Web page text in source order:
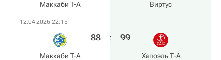
Маккаби Т-А Виртус
12.04.2026 22:15
Маккаби Т-А
88 : 99
Хапоэль Т-А